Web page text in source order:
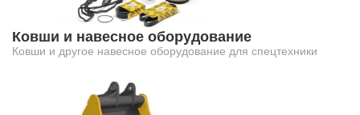
Ковши и навесное оборудование
Ковши и другое навесное оборудование для спецтехники